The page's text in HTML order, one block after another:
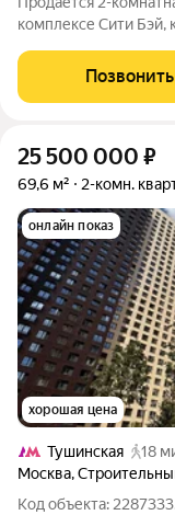
комплексе Сити Бэй,
комплекса Сити Бэй
развитой
Позвонить
25 500 000 ₽
69,6 м² 2-комн.
онлайн показ
хорошая цена
Тушинская
18
Москва,
Код объекта: